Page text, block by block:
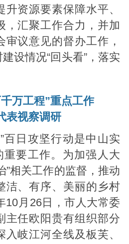
资源要素保障水平、
，汇聚工作合力，并加
议意见的督办工作，
设情况“回头看”，落实
万工程”重点工作
表视察调研
百日攻坚行动是中山实
重要工作。为加强人大
”相关工作的监督，推动
洁、有序、美丽的乡村
10月26日，市人大常委
主任欧阳贵有组织部分
岐江河全线及板芙、